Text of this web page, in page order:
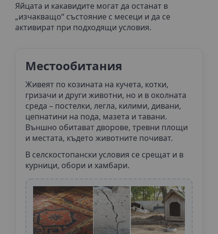
Яйцата и какавидите могат да останат в
„изчакващо“ състояние с месеци и да се
активират при подходящи условия.
Местообитания
Живеят по козината на кучета, котки,
гризачи и други животни, но и в околната
среда – постелки, легла, килими, дивани,
цепнатини на пода, мазета и тавани.
Външно обитават дворове, тревни площи
и местата, където животните почиват.
В селскостопански условия се срещат и в
курници, обори и хамбари.